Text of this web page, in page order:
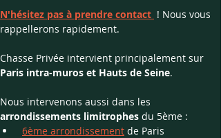
N'hésitez pas à prendre contact ! Nous vous
rappellerons rapidement.
Chasse Privée intervient principalement sur
Paris intra-muros et Hauts de Seine.
Nous intervenons aussi dans les
arrondissements limitrophes du 5ème :
6ème arrondissement de Paris